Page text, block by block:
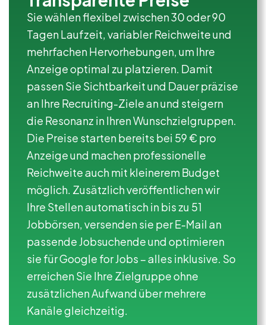
Sie wählen flexibel zwischen 30 oder 90
Tagen Laufzeit, variabler Reichweite und
mehrfachen Hervorhebungen, um Ihre
Anzeige optimal zu platzieren. Damit
passen Sie Sichtbarkeit und Dauer präzise
an Ihre Recruiting-Ziele an und steigern
die Resonanz in Ihren Wunschzielgruppen.
Die Preise starten bereits bei 59 € pro
Anzeige und machen professionelle
Reichweite auch mit kleinerem Budget
möglich. Zusätzlich veröffentlichen wir
Ihre Stellen automatisch in bis zu 51
Jobbörsen, versenden sie per E-Mail an
passende Jobsuchende und optimieren
sie für Google for Jobs – alles inklusive. So
erreichen Sie Ihre Zielgruppe ohne
zusätzlichen Aufwand über mehrere
Kanäle gleichzeitig.